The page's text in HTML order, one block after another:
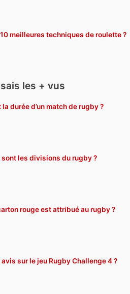
meilleures techniques de roulette ?
les + vus
durée d’un match de rugby ?
sont les divisions du rugby ?
rouge est attribué au rugby ?
sur le jeu Rugby Challenge 4 ?